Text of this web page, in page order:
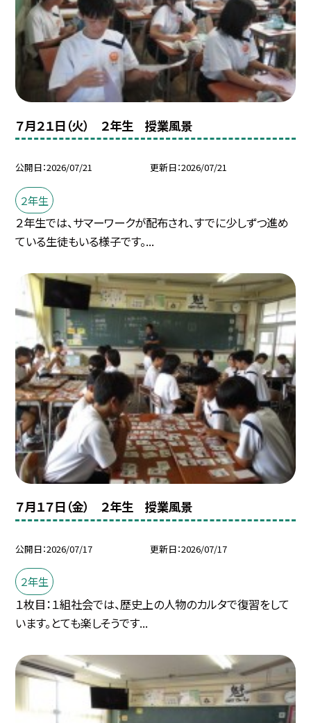
７月２１日（火） ２年生 授業風景
公開日 2026/07/21 更新日 2026/07/21
２年生
２年生では、サマーワークが配布され、すでに少しずつ進め
ている生徒もいる様子です。...
７月１７日（金） ２年生 授業風景
公開日 2026/07/17 更新日 2026/07/17
２年生
１枚目：１組社会では、歴史上の人物のカルタで復習をして
います。とても楽しそうです...